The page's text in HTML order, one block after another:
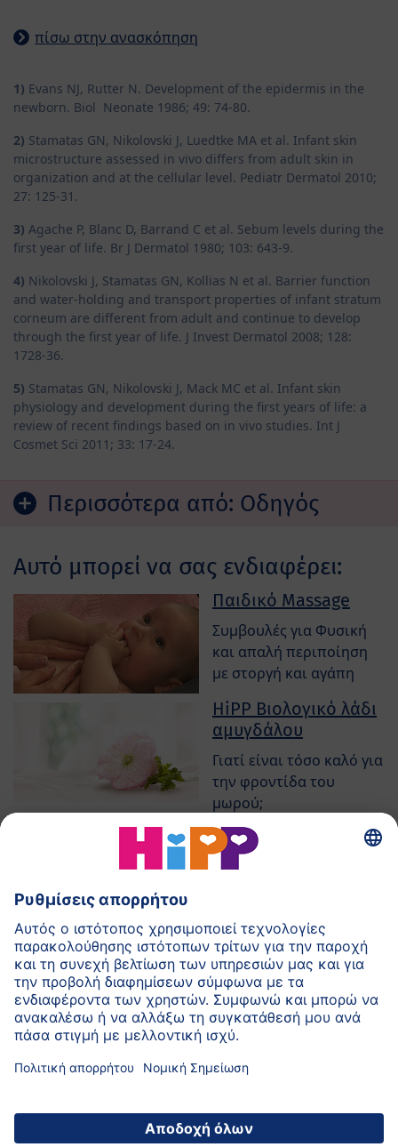
πίσω στην ανασκόπηση
1) Evans NJ, Rutter N. Development of the epidermis in the
newborn. Biol Neonate 1986; 49: 74-80.
2) Stamatas GN, Nikolovski J, Luedtke MA et al. Infant skin
microstructure assessed in vivo differs from adult skin in
organization and at the cellular level. Pediatr Dermatol 2010;
27: 125-31.
3) Agache P, Blanc D, Barrand C et al. Sebum levels during the
first year of life. Br J Dermatol 1980; 103: 643-9.
4) Nikolovski J, Stamatas GN, Kollias N et al. Barrier function
and water-holding and transport properties of infant stratum
corneum are different from adult and continue to develop
through the first year of life. J Invest Dermatol 2008; 128:
1728-36.
5) Stamatas GN, Nikolovski J, Mack MC et al. Infant skin
physiology and development during the first years of life: a
review of recent findings based on in vivo studies. Int J
Cosmet Sci 2011; 33: 17-24.
Περισσότερα από: Οδηγός
Αυτό μπορεί να σας ενδιαφέρει:
Παιδικό Massage
Συμβουλές για Φυσική
και απαλή περιποίηση
με στοργή και αγάπη
HiPP Βιολογικό λάδι
αμυγδάλου
Γιατί είναι τόσο καλό για
την φροντίδα του
μωρού;
Συνέντευξη
Ερωτήσεις και
Επιστροφή στην αρχή της σελίδας